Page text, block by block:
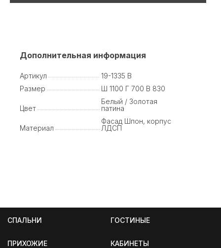
Дополнительная информация
Артикул
19-1335 B
Размер
Ш 1100 Г 700 В 830
Цвет
Белый / Золотая
патина
Материал
Фасад Шпон, корпус
ЛДСП
СПАЛЬНИ ГОСТИНЫЕ
ПРИХОЖИЕ КАБИНЕТЫ